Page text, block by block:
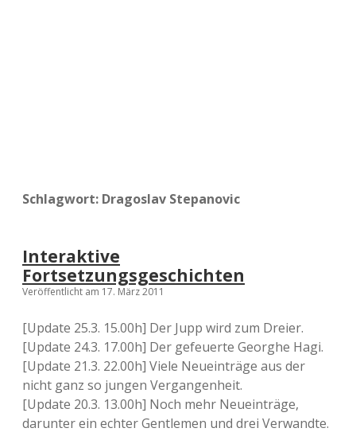
Schlagwort: Dragoslav Stepanovic
Interaktive
Fortsetzungsgeschichten
Veröffentlicht am 17. März 2011
[Update 25.3. 15.00h] Der Jupp wird zum Dreier.
[Update 24.3. 17.00h] Der gefeuerte Georghe Hagi.
[Update 21.3. 22.00h] Viele Neueinträge aus der
nicht ganz so jungen Vergangenheit.
[Update 20.3. 13.00h] Noch mehr Neueinträge,
darunter ein echter Gentlemen und drei Verwandte.